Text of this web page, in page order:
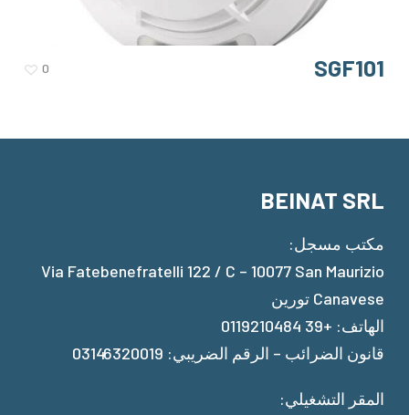
SGF101
0
BEINAT SRL
مكتب مسجل:
Via Fatebenefratelli 122 / C – 10077 San Maurizio
Canavese تورين
الهاتف: +39 0119210484
قانون الضرائب – الرقم الضريبي: 03146320019
المقر التشغيلي: